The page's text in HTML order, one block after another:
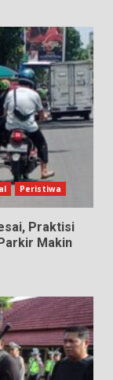
Peristiwa
Praktisi
Makin